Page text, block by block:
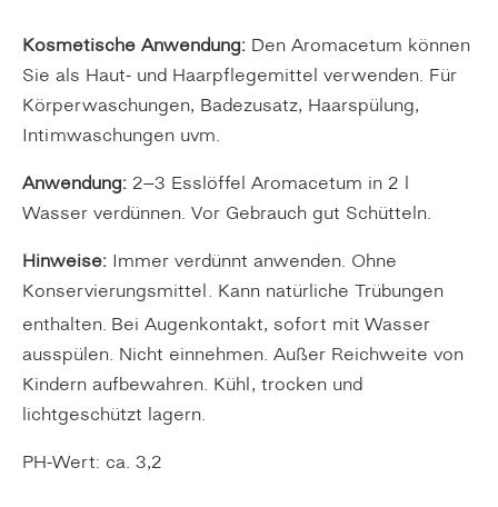
Kosmetische Anwendung: Den Aromacetum können
Sie als Haut- und Haarpflegemittel verwenden. Für
Körperwaschungen, Badezusatz, Haarspülung,
Intimwaschungen uvm.
Anwendung: 2–3 Esslöffel Aromacetum in 2 l
Wasser verdünnen. Vor Gebrauch gut Schütteln.
Hinweise:
Immer verdünnt anwenden. Ohne
Konservierungsmittel. Kann natürliche Trübungen
enthalten. Bei Augenkontakt, sofort mit Wasser
ausspülen. Nicht einnehmen. Außer Reichweite von
Kindern aufbewahren. Kühl, trocken und
lichtgeschützt lagern.
PH-Wert: ca. 3,2